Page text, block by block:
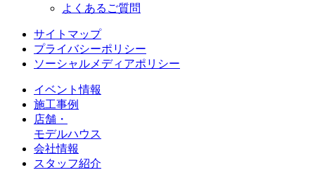
よくあるご質問
サイトマップ
プライバシーポリシー
ソーシャルメディアポリシー
イベント情報
施工事例
店舗・
モデルハウス
会社情報
スタッフ紹介